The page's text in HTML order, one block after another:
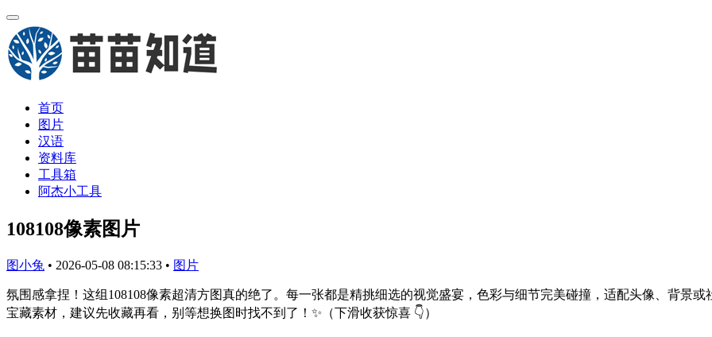
首页
图片
汉语
资料库
工具箱
阿杰小工具
108108像素图片
图小兔 • 2026-05-08 08:15:33 • 图片
氛围感拿捏！这组108108像素超清方图真的绝了。每一张都是精挑细选的视觉盛宴，色彩与细节完美碰撞，适配头像、背景
宝藏素材，建议先收藏再看，别等想换图时找不到了！✨（下滑收获惊喜 👇）